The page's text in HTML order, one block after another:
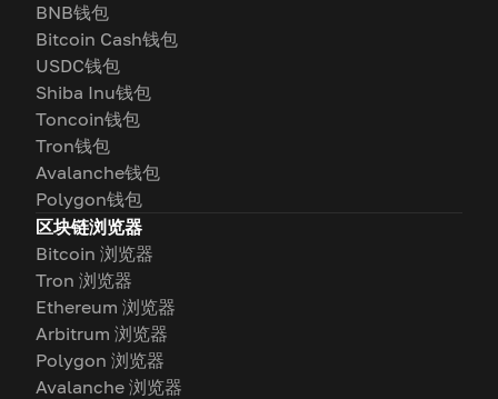
BNB钱包
Bitcoin Cash钱包
USDC钱包
Shiba Inu钱包
Toncoin钱包
Tron钱包
Avalanche钱包
Polygon钱包
区块链浏览器
Bitcoin 浏览器
Tron 浏览器
Ethereum 浏览器
Arbitrum 浏览器
Polygon 浏览器
Avalanche 浏览器